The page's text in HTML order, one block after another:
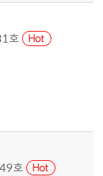
호
호